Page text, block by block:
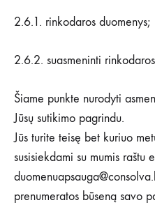
2.6.1. rinkodaros duomenys;
2.6.2. suasmeninti
Šiame punkte nurodyti
Jūsų sutikimo pagrindu.
Jūs turite teisę bet kuriuo
susisiekdami su mumis raštu
prenumeratos būseną savo